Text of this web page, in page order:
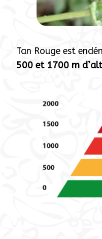
Tan Rouge est
500 et 1700 m